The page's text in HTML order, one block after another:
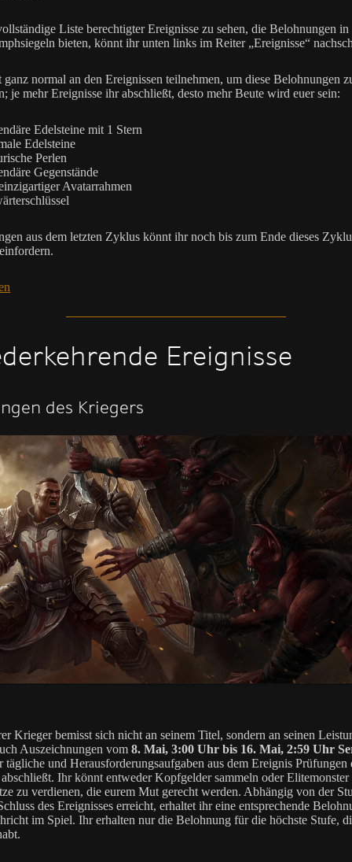
Liste berechtigter Ereignisse zu sehen, die Belohnungen
bieten, könnt ihr unten links im Reiter „Ereignisse“
normal an den Ereignissen teilnehmen, um diese Belohnungen
je mehr Ereignisse ihr abschließt, desto mehr Beute wird euer sein:
Edelsteine mit 1 Stern
Edelsteine
Perlen
Gegenstände
Avatarrahmen
aus dem letzten Zyklus könnt ihr noch bis zum Ende dieses
Ereignisse
des Kriegers
Krieger bemisst sich nicht an seinem Titel, sondern an seinen
Auszeichnungen vom 8. Mai, 3:00 Uhr bis 16. Mai, 2:59 Uhr
tägliche und Herausforderungsaufgaben aus dem Ereignis Prüfungen
Ihr könnt entweder Kopfgelder sammeln oder Elitemonster
zu verdienen, die eurem Mut gerecht werden. Abhängig von der
des Ereignisses erreicht, erhaltet ihr eine entsprechende
im Spiel. Ihr erhalten nur die Belohnung für die höchste Stufe,